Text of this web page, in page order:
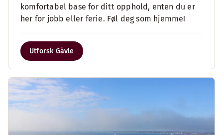
komfortabel base for ditt opphold, enten du er
her for jobb eller ferie. Føl deg som hjemme!
Utforsk Gävle